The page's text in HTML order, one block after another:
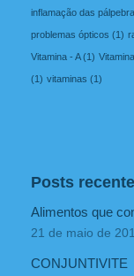
inflamação das
problemas ópticos (1)
Vitamina - A(1)
(1) vitaminas (1)
Posts
Alimentos que
21 de maio de
CONJUNTIVITE